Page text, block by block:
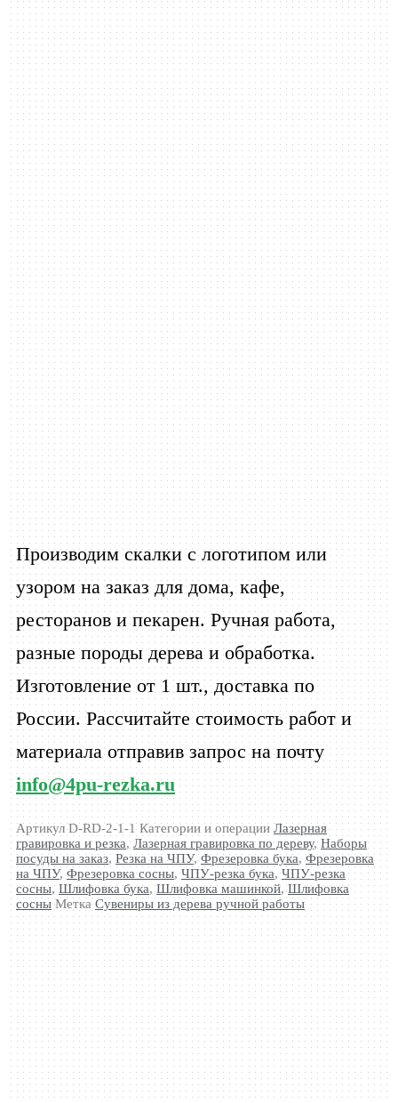
Производим скалки с логотипом или
узором на заказ для дома, кафе,
ресторанов и пекарен. Ручная работа,
разные породы дерева и обработка.
Изготовление от 1 шт., доставка по
России. Рассчитайте стоимость работ и
материала отправив запрос на почту
info@4pu-rezka.ru
Артикул D-RD-2-1-1 Категории и операции Лазерная
гравировка и резка,Лазерная гравировка по дереву,Наборы
посуды на заказ, Резка на ЧПУ,Фрезеровка бука,Фрезеровка
на ЧПУ, Фрезеровка сосны,ЧПУ-резка бука,ЧПУ-резка
сосны, Шлифовка бука,Шлифовка машинкой,Шлифовка
сосны Метка Сувениры из дерева ручной работы